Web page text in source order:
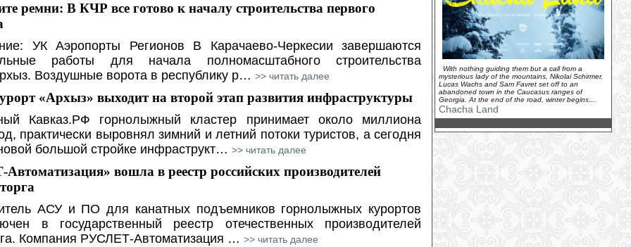
ремни: В КЧР все готово к началу строительства первого
УК Аэропорты Регионов В Карачаево-Черкесии завершаются
работы для начала полномасштабного строительства
Воздушные ворота в республику р… >> читать далее
«Архыз» выходит на второй этап развития инфраструктуры
Кавказ.РФ горнолыжный кластер принимает около миллиона
практически выровнял зимний и летний потоки туристов, а сегодня
большой стройке инфраструкт… >> читать далее
вошла в реестр российских производителей
АСУ и ПО для канатных подъемников горнолыжных курортов
в государственный реестр отечественных производителей
Компания РУСЛЕТ-Автоматизация … >> читать далее
Венди Холденер: «Мы ценим каждую
минуту, которую можем провести
вместе»(2026-07-28
На зимнем курорте Грузии Гудаури
канатные дороги заменят на
подъемники(2026-07-28 )
Жаклин Уайлз: неожиданное
предложение во время похода(2026-
07-27)
Дэйв Райдинг продолжит карьеру в
новой функции
)
На горнолыжном курорт Витоша в
Болгарии появятся новые подъемники
2026-07-27
Марко Одерматт получил деревянный
бюст
2026-07-26
Горные лыжи против сноуборда: одно
проще освоить, другое — довести до
совершенства
2026-07-26
With nothing guiding them but a call from a
mysterious lady of the mountains, Nikolai Schirmer,
Lucas Wachs and Sam Favret set off to an
abandoned town in the Caucasus ranges of
Georgia. At the end of the road, winter begins…
Chacha Land